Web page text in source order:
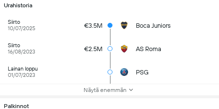
Urahistoria
Siirto
10/07/2025
€3.5M Boca Juniors
Siirto
16/08/2023
€2.5M AS Roma
Lainan loppu
01/07/2023
PSG
Näytä enemmän
Palkinnot